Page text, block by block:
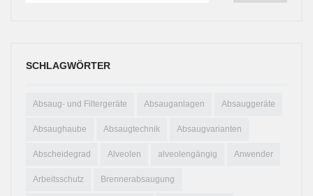
SCHLAGWÖRTER
Absaug- und Filtergeräte Absauganlagen Absauggeräte
Absaughaube Absaugtechnik Absaugvarianten
Abscheidegrad Alveolen alveolengängig Anwender
Arbeitsschutz Brennerabsaugung